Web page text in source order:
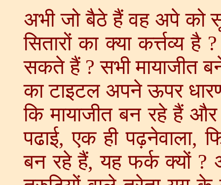
अभी जो बैठे हैं वह अपे को
सितारों का क्या कर्त्तव्य है
सकते हैं ? सभी मायाजीत
का टाइटल अपने ऊपर
कि मायाजीत बन रहे हैं
पढाई, एक ही पढ़नेवाला,
बन रहे हैं, यह फर्क क्यों ?